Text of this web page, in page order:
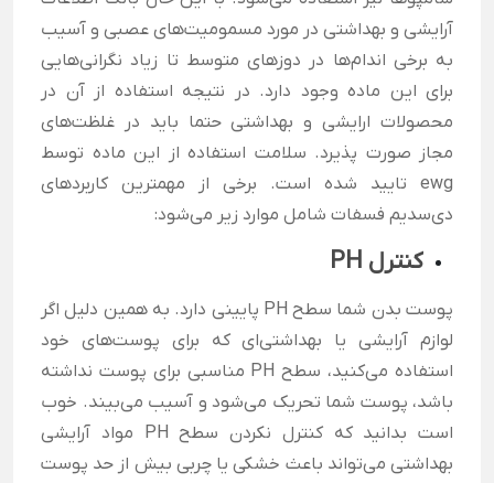
آرایشی و بهداشتی در مورد مسمومیت‌های عصبی و آسیب
به برخی اندام‌ها در دوزهای متوسط تا زیاد نگرانی‌هایی
برای این ماده وجود دارد. در نتیجه استفاده از آن در
محصولات ارایشی و بهداشتی حتما باید در غلظت‌های
مجاز صورت پذیرد. سلامت استفاده از این ماده توسط
ewg تایید شده است. برخی از مهمترین کاربردهای
دی‌سدیم فسفات شامل موارد زیر می‌شود:
کنترل PH
پوست بدن شما سطح PH پایینی دارد. به همین دلیل اگر
لوازم آرایشی یا بهداشتی‌ای که برای پوست‌های خود
استفاده می‌کنید، سطح PH مناسبی برای پوست نداشته
باشد، پوست شما تحریک می‌شود و آسیب می‌بیند. خوب
است بدانید که کنترل نکردن سطح PH مواد آرایشی
بهداشتی می‌تواند باعث خشکی یا چربی بیش از حد پوست